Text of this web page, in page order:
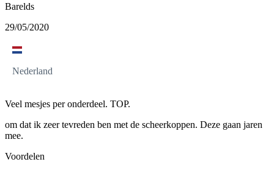
Barelds
29/05/2020
Nederland
Veel mesjes per onderdeel. TOP.
om dat ik zeer tevreden ben met de scheerkoppen. Deze gaan jaren
mee.
Voordelen